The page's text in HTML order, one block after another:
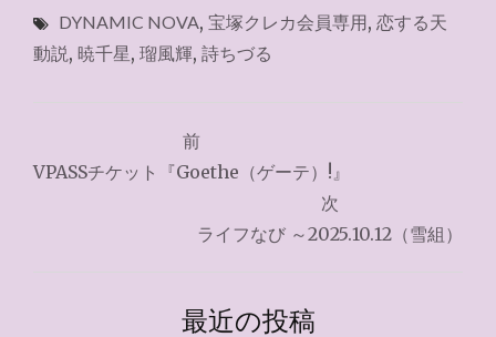
DYNAMIC NOVA, 宝塚クレカ会員専用, 恋する天
動説, 暁千星, 瑠風輝, 詩ちづる
稿
前
VPASSチケット『Goethe（ゲーテ）!』
次
ライフなび ～2025.10.12（雪組）
最近の投稿